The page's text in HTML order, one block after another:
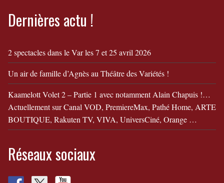
Dernières actu !
2 spectacles dans le Var les 7 et 25 avril 2026
Un air de famille d’Agnès au Théâtre des Variétés !
Kaamelott Volet 2 – Partie 1 avec notamment Alain Chapuis !…
Actuellement sur Canal VOD, PremiereMax, Pathé Home, ARTE
BOUTIQUE, Rakuten TV, VIVA, UniversCiné, Orange …
Réseaux sociaux